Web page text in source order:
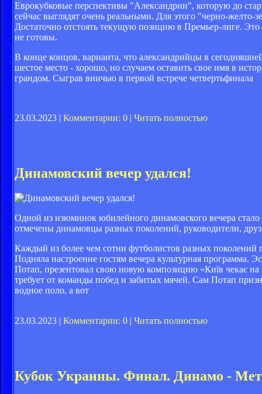
Еврокубковые перспективы "Александрии", которую до
сейчас выглядят очень реальными. Для этого "черно-
Достаточно отстоять текущую позицию в Премьер-лиге.
не готовы.
В конце концов, варианта, что александрийцы в
шестое место - хорошо, но случаем оставить свое имя в
грандом. Сыграв вничью в первой встрече четвертьфинала
23.03.2023 | Комментарии: 0 | Читать полностью
Динамовский вечер удался!
Одной из изюминок юбилейного динамовского вечера
отмечены динамовцы разных поколений, руководители,
Каждый из более чем сотни футболистов разных
Подняла настроение гостям вечера культурная
Потап, презентовал свою новую композицию «Київ чекає
требует от команды побед и забитых мячей. Сам Потап
водное поло, а вот
23.03.2023 | Комментарии: 0 | Читать полностью
Кубок Украины. Финал. Динамо -